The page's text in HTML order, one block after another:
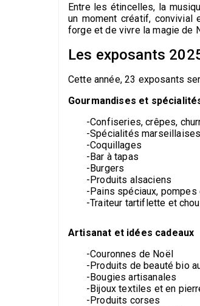
Entre les étincelles, la
un moment créatif, convivial
forge et de vivre la magie de
Les exposants
Cette année, 23 exposants
Gourmandises et
-Confiseries, crêpes,
-Spécialités
-Coquillages
-Bar à tapas
-Burgers
-Produits alsaciens
-Pains spéciaux, pompes
-Traiteur tartiflette et
Artisanat et idées cadeaux
-Couronnes de Noël
-Produits de beauté bio
-Bougies artisanales
-Bijoux textiles et en
-Produits corses